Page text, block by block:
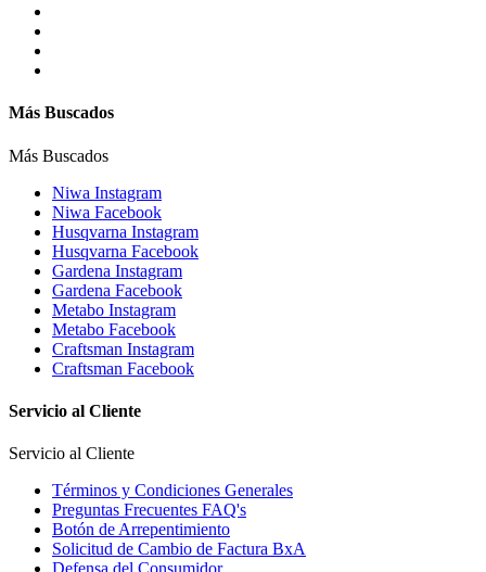
Más Buscados
Más Buscados
Niwa Instagram
Niwa Facebook
Husqvarna Instagram
Husqvarna Facebook
Gardena Instagram
Gardena Facebook
Metabo Instagram
Metabo Facebook
Craftsman Instagram
Craftsman Facebook
Servicio al Cliente
Servicio al Cliente
Términos y Condiciones Generales
Preguntas Frecuentes FAQ's
Botón de Arrepentimiento
Solicitud de Cambio de Factura BxA